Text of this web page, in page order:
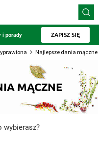
i porady ZAPISZ SIĘ
Najlepsze dania mączne
MĄCZNE
wybierasz?